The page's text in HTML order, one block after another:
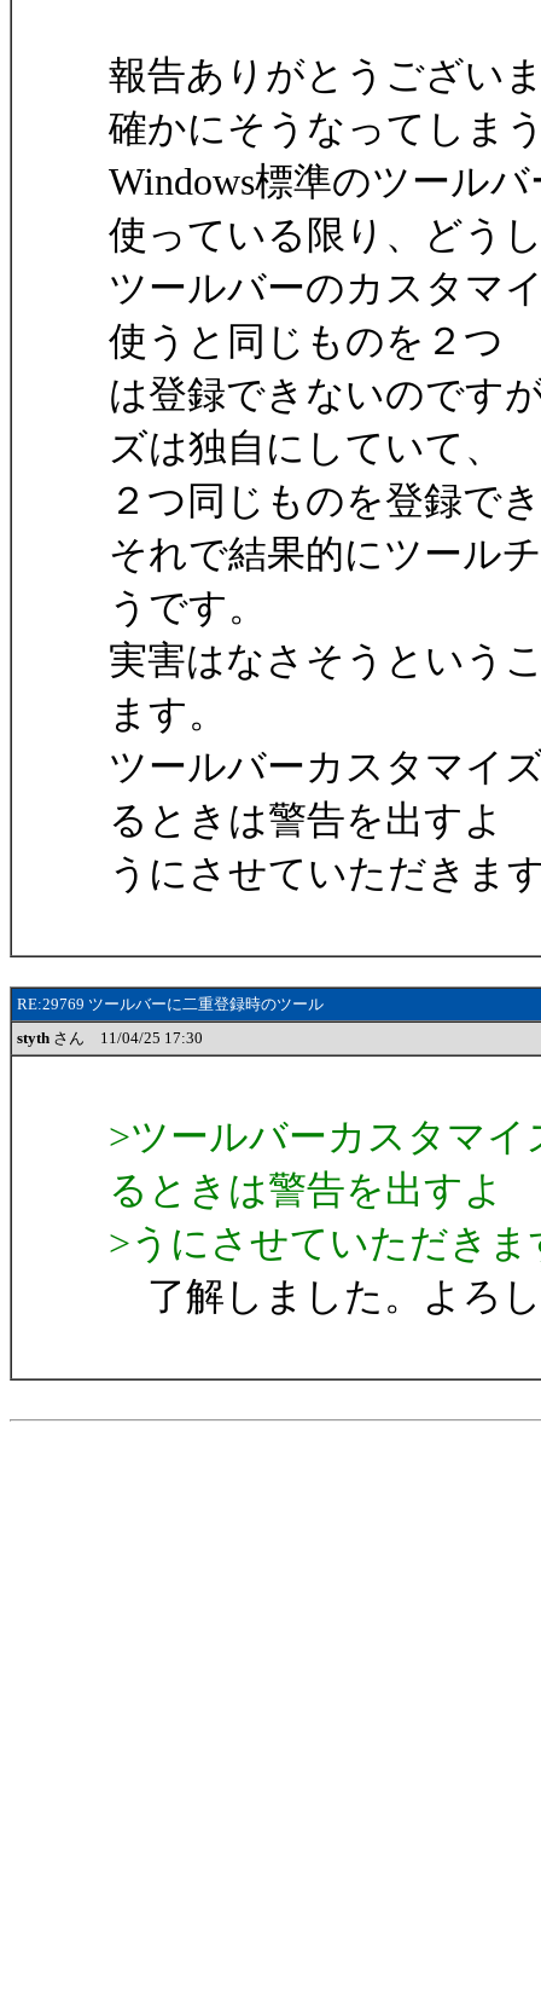
報告ありがとうござい
確かにそうなってしま
Windows標準のツール
使っている限り、どう
ツールバーのカスタマ
使うと同じものを２つ
は登録できないのです
ズは独自にしていて、
２つ同じものを登録で
それで結果的にツール
うです。
実害はなさそうという
ます。
ツールバーカスタマイ
るときは警告を出すよ
うにさせていただきま
RE:29769 ツールバーに二重登録時のツール
styth さん 11/04/25 17:30
>ツールバーカスタマ
るときは警告を出すよ
>うにさせていただきま
了解しました。よろ